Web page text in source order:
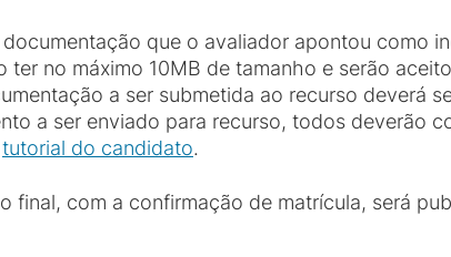
que o avaliador apontou como
no máximo 10MB de tamanho e serão
a ser submetida ao recurso deverá
a ser enviado para recurso, todos deverão
tutorial do candidato.
final, com a confirmação de matrícula, será